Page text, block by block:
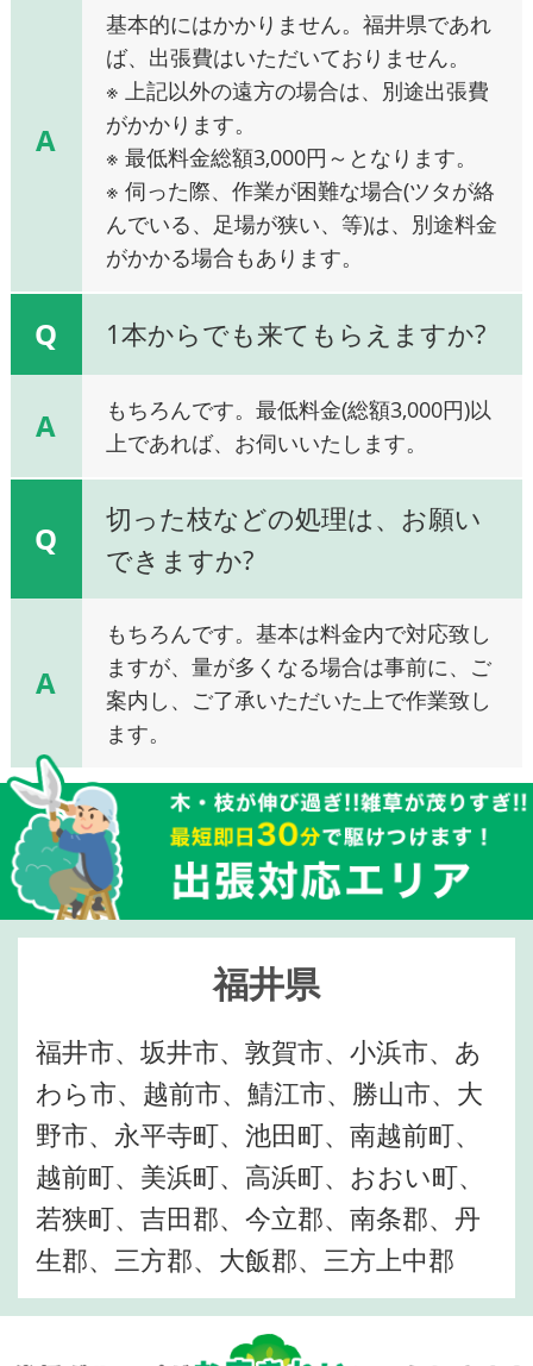
A
基本的にはかかりません。福井県であれ
ば、出張費はいただいておりません。
※ 上記以外の遠方の場合は、別途出張費
がかかります。
※ 最低料金総額3,000円～となります。
※ 伺った際、作業が困難な場合(ツタが絡
んでいる、足場が狭い、等)は、別途料金
がかかる場合もあります。
Q 1本からでも来てもらえますか?
A
もちろんです。最低料金(総額3,000円)以
上であれば、お伺いいたします。
Q
切った枝などの処理は、お願い
できますか?
A
もちろんです。基本は料金内で対応致し
ますが、量が多くなる場合は事前に、ご
案内し、ご了承いただいた上で作業致し
ます。
福井県
福井市、坂井市、敦賀市、小浜市、あ
わら市、越前市、鯖江市、勝山市、大
野市、永平寺町、池田町、南越前町、
越前町、美浜町、高浜町、おおい町、
若狭町、吉田郡、今立郡、南条郡、丹
生郡、三方郡、大飯郡、三方上中郡